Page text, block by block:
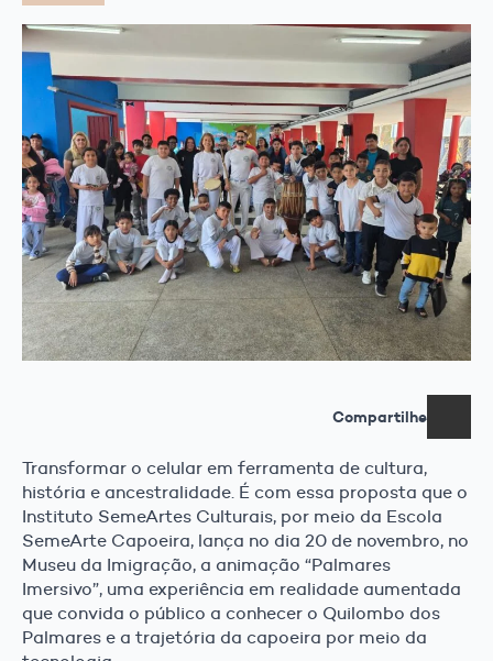
Compartilhe
Transformar o celular em ferramenta de cultura,
história e ancestralidade. É com essa proposta que o
Instituto SemeArtes Culturais, por meio da Escola
SemeArte Capoeira, lança no dia 20 de novembro, no
Museu da Imigração, a animação “Palmares
Imersivo”, uma experiência em realidade aumentada
que convida o público a conhecer o Quilombo dos
Palmares e a trajetória da capoeira por meio da